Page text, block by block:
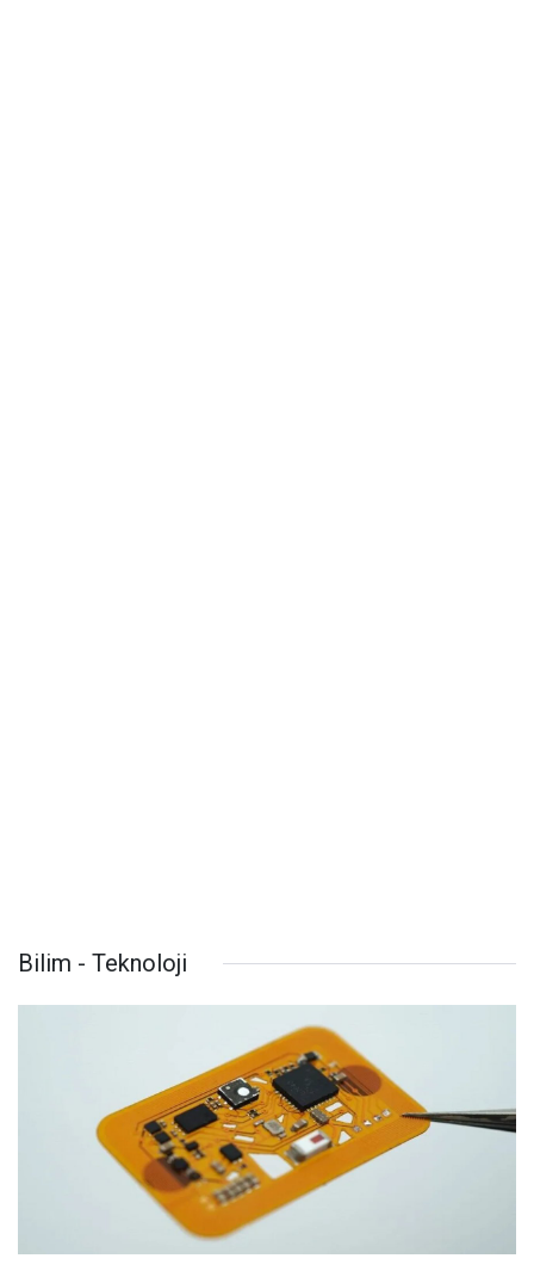
Bilim - Teknoloji